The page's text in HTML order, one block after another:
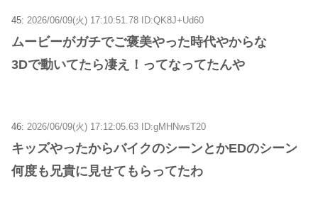
45: 2026/06/09(火) 17:10:51.78 ID:QK8J+Ud60
ムービーがガチでご褒美やった時代やからな
3Dで動いてたら凄え！ってなってたんや
46: 2026/06/09(火) 17:12:05.63 ID:gMHNwsT20
キッズやったからバイクのシーンとかEDのシーン
何度も兄貴に見せてもらってたわ